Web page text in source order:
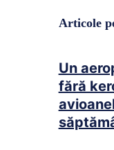
Articole
Un
fără